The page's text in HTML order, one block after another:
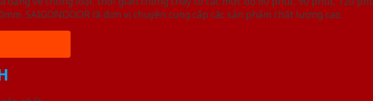
SAIGONDOOR là đơn vị chuyên cung cấp các sản phẩm chất lượng cao.